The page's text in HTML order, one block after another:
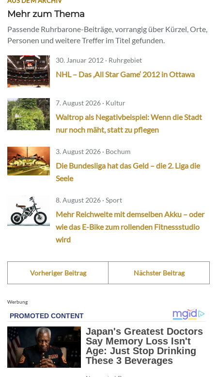
Mehr zum Thema
Passende Ruhrbarone-Beiträge, vorrangig über Kürzel, Orte,
Personen und weitere Treffer im Titel gefunden.
30. Januar 2012 · Ruhrgebiet
NHL – Das ‚All Star Game‘ 2012 in Ottawa
7. August 2026 · Kultur
Waltrop als Negativbeispiel: Wenn die Stadt
nur noch mäht, statt zu pflegen
3. August 2026 · Bochum
Die Bundesliga hat das Geld – die 2. Liga die
Seele
8. August 2026 · Sport
Mehr Reichweite mit demselben Akku – oder
wie das E-Bike zum rollenden Fitnessstudio
wird
Vorheriger Beitrag Nächster Beitrag
Werbung